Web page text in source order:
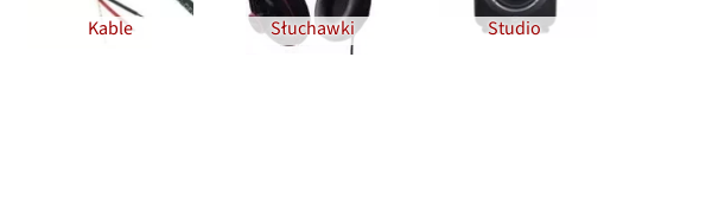
Kable Słuchawki Studio